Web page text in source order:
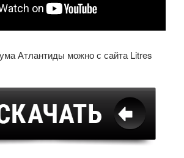
Атлантиды можно с сайта Litres